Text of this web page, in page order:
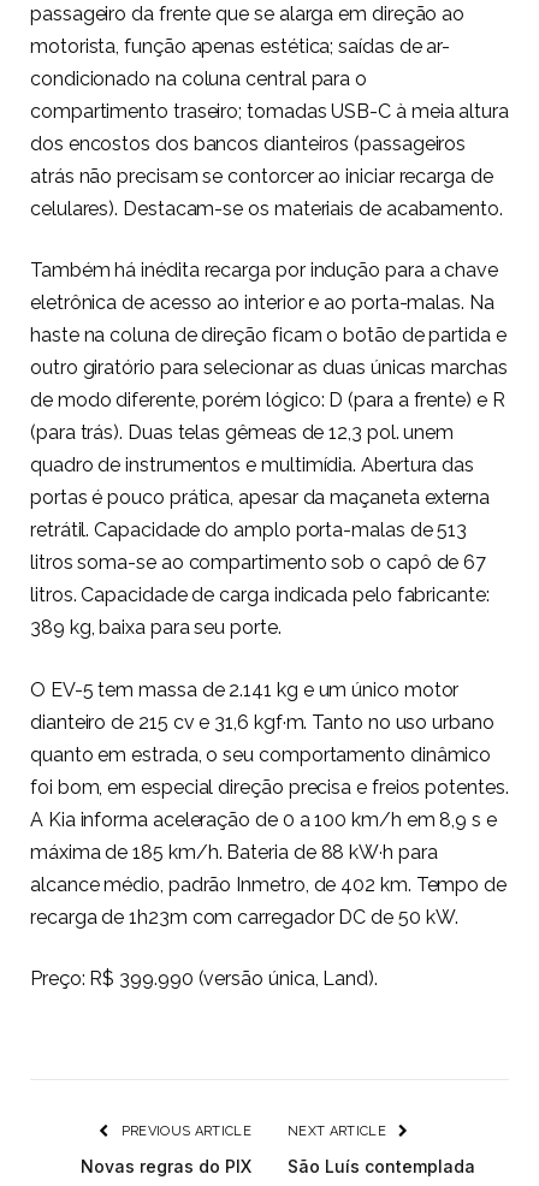
passageiro da frente que se alarga em direção ao
motorista, função apenas estética; saídas de ar-
condicionado na coluna central para o
compartimento traseiro; tomadas USB-C à meia altura
dos encostos dos bancos dianteiros (passageiros
atrás não precisam se contorcer ao iniciar recarga de
celulares). Destacam-se os materiais de acabamento.
Também há inédita recarga por indução para a chave
eletrônica de acesso ao interior e ao porta-malas. Na
haste na coluna de direção ficam o botão de partida e
outro giratório para selecionar as duas únicas marchas
de modo diferente, porém lógico: D (para a frente) e R
(para trás). Duas telas gêmeas de 12,3 pol. unem
quadro de instrumentos e multimídia. Abertura das
portas é pouco prática, apesar da maçaneta externa
retrátil. Capacidade do amplo porta-malas de 513
litros soma-se ao compartimento sob o capô de 67
litros. Capacidade de carga indicada pelo fabricante:
389 kg, baixa para seu porte.
O EV-5 tem massa de 2.141 kg e um único motor
dianteiro de 215 cv e 31,6 kgf·m. Tanto no uso urbano
quanto em estrada, o seu comportamento dinâmico
foi bom, em especial direção precisa e freios potentes.
A Kia informa aceleração de 0 a 100 km/h em 8,9 s e
máxima de 185 km/h. Bateria de 88 kW·h para
alcance médio, padrão Inmetro, de 402 km. Tempo de
recarga de 1h23m com carregador DC de 50 kW.
Preço: R$ 399.990 (versão única, Land).
PREVIOUS ARTICLE
Novas regras do PIX
NEXT ARTICLE
São Luís contemplada